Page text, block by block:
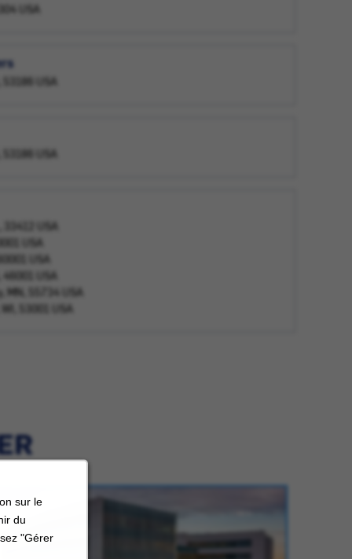
sur le
du
"Gérer
USA
USA
USA
USA
USA
USA
USA
MN, 55734 USA
53001 USA